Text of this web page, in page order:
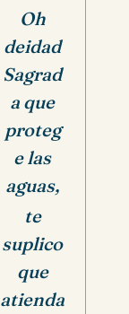
Oh
deidad
Sagrad
a que
proteg
e las
aguas,
te
suplico
que
atienda